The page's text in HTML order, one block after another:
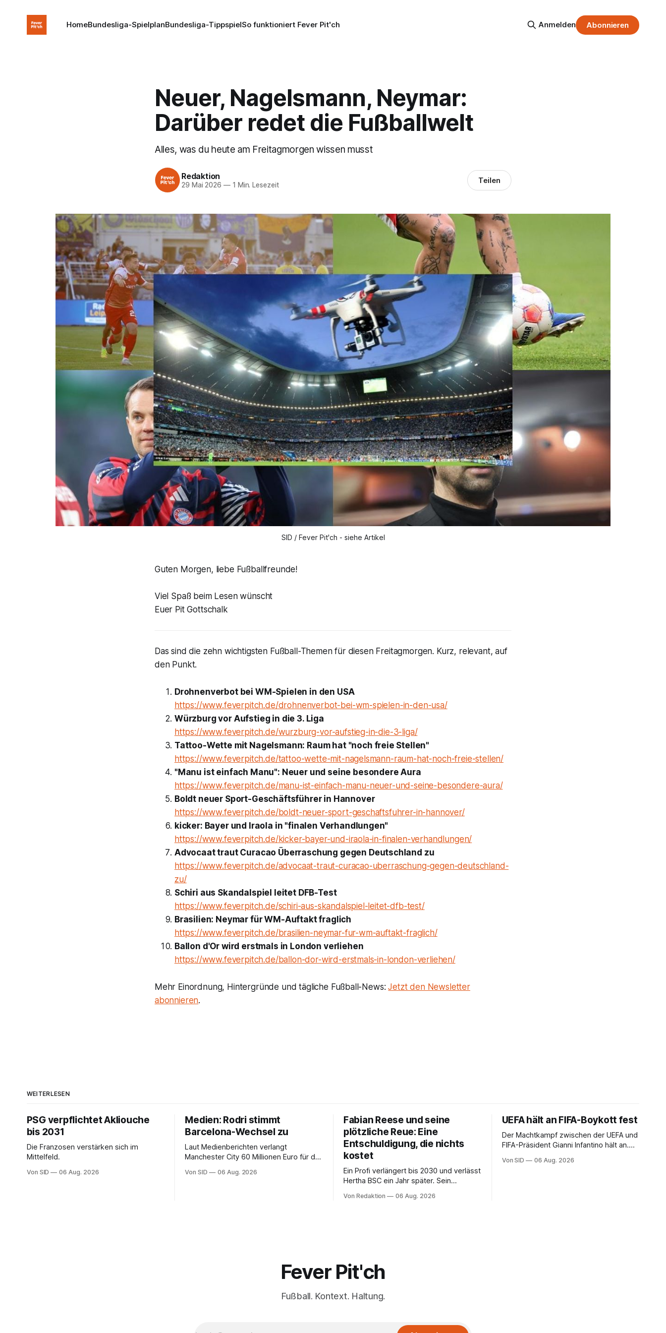
HomeBundesliga-SpielplanBundesliga-TippspielSo funktioniert Fever Pit'ch Anmelden Abonnieren
Neuer, Nagelsmann, Neymar:
Darüber redet die Fußballwelt
Alles, was du heute am Freitagmorgen wissen musst
Redaktion
29 Mai 2026 —1 Min. Lesezeit Teilen
SID / Fever Pit'ch - siehe Artikel
Guten Morgen, liebe Fußballfreunde!
Viel Spaß beim Lesen wünscht
Euer Pit Gottschalk
Das sind die zehn wichtigsten Fußball-Themen für diesen Freitagmorgen. Kurz, relevant, auf
den Punkt.
Drohnenverbot bei WM-Spielen in den USA
https://www.feverpitch.de/drohnenverbot-bei-wm-spielen-in-den-usa/
Würzburg vor Aufstieg in die 3. Liga
https://www.feverpitch.de/wurzburg-vor-aufstieg-in-die-3-liga/
Tattoo-Wette mit Nagelsmann: Raum hat "noch freie Stellen"
https://www.feverpitch.de/tattoo-wette-mit-nagelsmann-raum-hat-noch-freie-stellen/
"Manu ist einfach Manu": Neuer und seine besondere Aura
https://www.feverpitch.de/manu-ist-einfach-manu-neuer-und-seine-besondere-aura/
Boldt neuer Sport-Geschäftsführer in Hannover
https://www.feverpitch.de/boldt-neuer-sport-geschaftsfuhrer-in-hannover/
kicker: Bayer und Iraola in "finalen Verhandlungen"
https://www.feverpitch.de/kicker-bayer-und-iraola-in-finalen-verhandlungen/
Advocaat traut Curacao Überraschung gegen Deutschland zu
https://www.feverpitch.de/advocaat-traut-curacao-uberraschung-gegen-deutschland-
zu/
Schiri aus Skandalspiel leitet DFB-Test
https://www.feverpitch.de/schiri-aus-skandalspiel-leitet-dfb-test/
Brasilien: Neymar für WM-Auftakt fraglich
https://www.feverpitch.de/brasilien-neymar-fur-wm-auftakt-fraglich/
Ballon d'Or wird erstmals in London verliehen
https://www.feverpitch.de/ballon-dor-wird-erstmals-in-london-verliehen/
Mehr Einordnung, Hintergründe und tägliche Fußball-News:Jetzt den Newsletter
abonnieren.
WEITERLESEN
PSG verpflichtet Akliouche
bis 2031
Die Franzosen verstärken sich im
Mittelfeld.
Von SID 06 Aug. 2026
Medien: Rodri stimmt
Barcelona-Wechsel zu
Laut Medienberichten verlangt
Manchester City 60 Millionen Euro für die
Von SID 06 Aug. 2026
Fabian Reese und seine
plötzliche Reue: Eine
Entschuldigung, die nichts
kostet
Ein Profi verlängert bis 2030 und verlässt
Hertha BSC ein Jahr später. Sein
ehrlich – und ändert an der Rechnung
Von Redaktion 06 Aug. 2026
UEFA hält an FIFA-Boykott fest
Der Machtkampf zwischen der UEFA und
FIFA-Präsident Gianni Infantino hält an.
Von SID 06 Aug. 2026
Fever Pit'ch
Fußball. Kontext. Haltung.